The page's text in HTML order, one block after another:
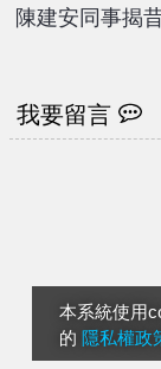
本系統使用
的 隱私權政
陳建安同事揭
我要留言